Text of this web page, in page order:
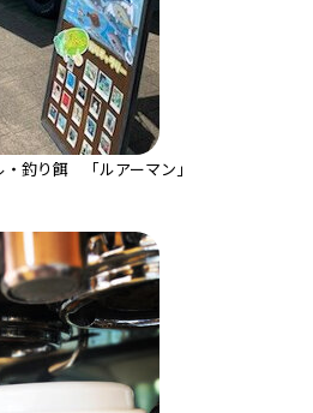
・釣り餌 「ルアーマン」